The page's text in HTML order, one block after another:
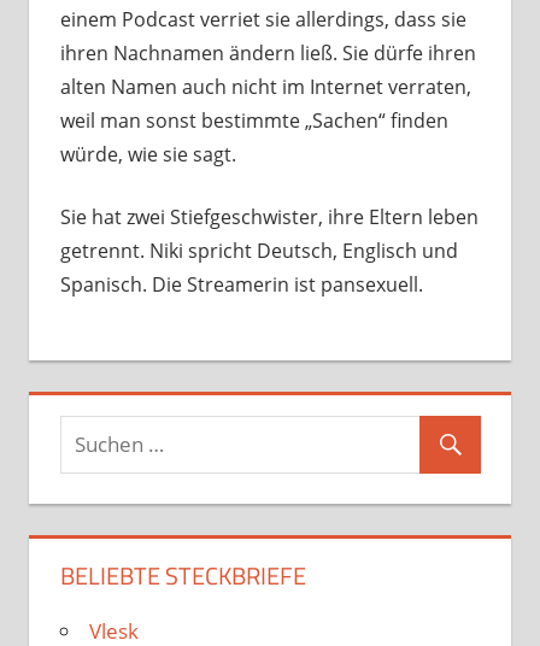
einem Podcast verriet sie allerdings, dass sie
ihren Nachnamen ändern ließ. Sie dürfe ihren
alten Namen auch nicht im Internet verraten,
weil man sonst bestimmte „Sachen“ finden
würde, wie sie sagt.
Sie hat zwei Stiefgeschwister, ihre Eltern leben
getrennt. Niki spricht Deutsch, Englisch und
Spanisch. Die Streamerin ist pansexuell.
BELIEBTE STECKBRIEFE
Vlesk